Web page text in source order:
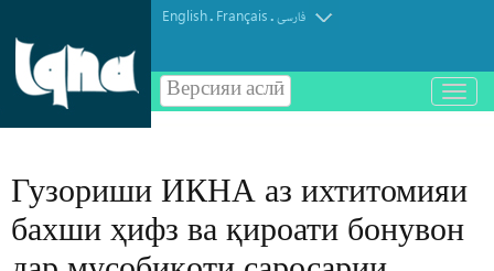
English. Français.فارسی
Версияи аслӣ
باز
و
منو
Гузориши ИКНА аз ихтитомияи
бахши ҳифз ва қироати бонувон